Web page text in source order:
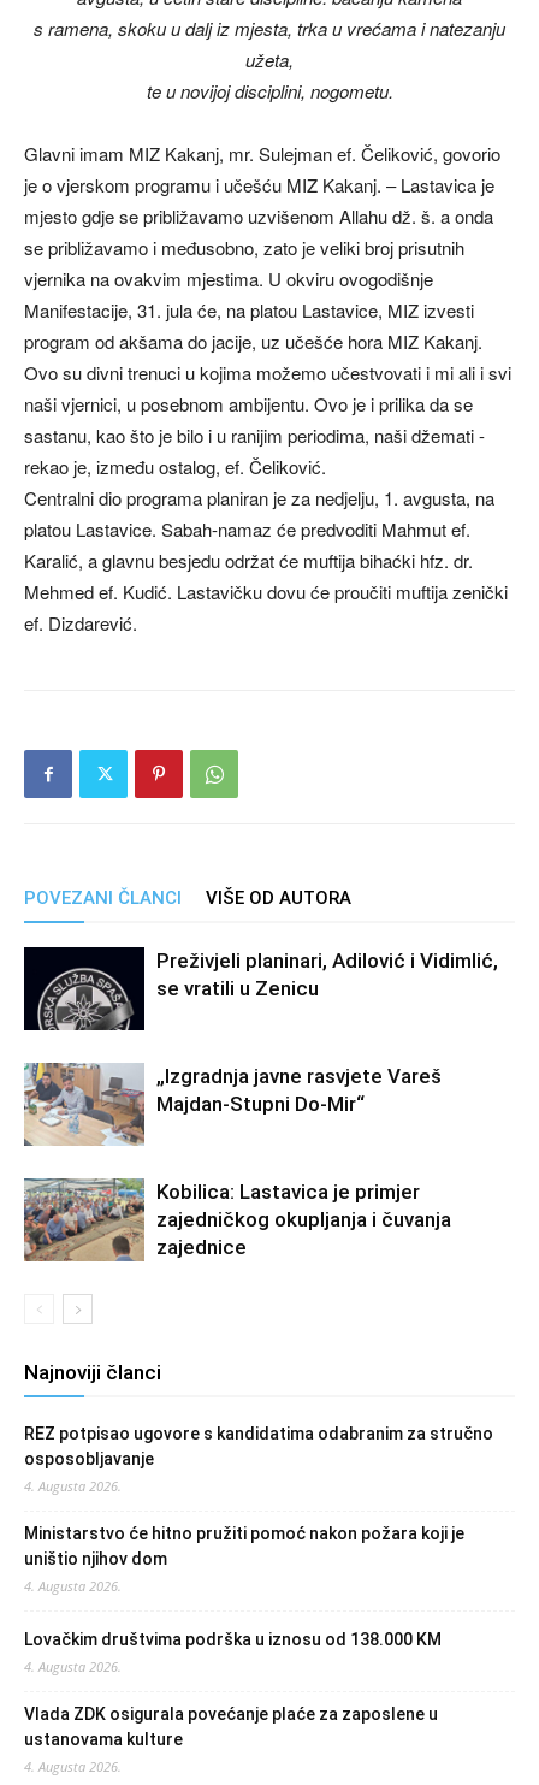
s ramena, skoku u dalj iz mjesta, trka u vrećama i natezanju
užeta,
te u novijoj disciplini, nogometu.
Glavni imam MIZ Kakanj, mr. Sulejman ef. Čeliković, govorio
je o vjerskom programu i učešću MIZ Kakanj. – Lastavica je
mjesto gdje se približavamo uzvišenom Allahu dž. š. a onda
se približavamo i međusobno, zato je veliki broj prisutnih
vjernika na ovakvim mjestima. U okviru ovogodišnje
Manifestacije, 31. jula će, na platou Lastavice, MIZ izvesti
program od akšama do jacije, uz učešće hora MIZ Kakanj.
Ovo su divni trenuci u kojima možemo učestvovati i mi ali i svi
naši vjernici, u posebnom ambijentu. Ovo je i prilika da se
sastanu, kao što je bilo i u ranijim periodima, naši džemati -
rekao je, između ostalog, ef. Čeliković.
Centralni dio programa planiran je za nedjelju, 1. avgusta, na
platou Lastavice. Sabah-namaz će predvoditi Mahmut ef.
Karalić, a glavnu besjedu održat će muftija bihaćki hfz. dr.
Mehmed ef. Kudić. Lastavičku dovu će proučiti muftija zenički
ef. Dizdarević.
POVEZANI ČLANCI VIŠE OD AUTORA
Preživjeli planinari, Adilović i Vidimlić,
se vratili u Zenicu
„Izgradnja javne rasvjete Vareš
Majdan-Stupni Do-Mir“
Kobilica: Lastavica je primjer
zajedničkog okupljanja i čuvanja
zajednice
Najnoviji članci
REZ potpisao ugovore s kandidatima odabranim za stručno
osposobljavanje
4. Augusta 2026.
Ministarstvo će hitno pružiti pomoć nakon požara koji je
uništio njihov dom
4. Augusta 2026.
Lovačkim društvima podrška u iznosu od 138.000 KM
4. Augusta 2026.
Vlada ZDK osigurala povećanje plaće za zaposlene u
ustanovama kulture
4. Augusta 2026.